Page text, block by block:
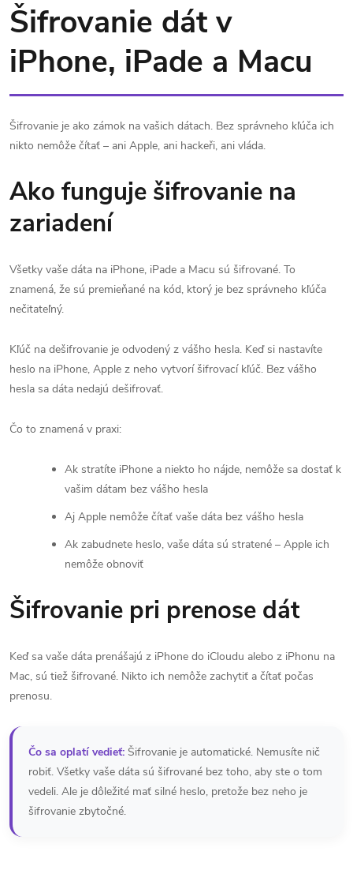
Šifrovanie dát v
iPhone, iPade a Macu
Šifrovanie je ako zámok na vašich dátach. Bez správneho kľúča ich
nikto nemôže čítať – ani Apple, ani hackeři, ani vláda.
Ako funguje šifrovanie na
zariadení
Všetky vaše dáta na iPhone, iPade a Macu sú šifrované. To
znamená, že sú premieňané na kód, ktorý je bez správneho kľúča
nečitateľný.
Kľúč na dešifrovanie je odvodený z vášho hesla. Keď si nastavíte
heslo na iPhone, Apple z neho vytvorí šifrovací kľúč. Bez vášho
hesla sa dáta nedajú dešifrovať.
Čo to znamená v praxi:
Ak stratíte iPhone a niekto ho nájde, nemôže sa dostať k
vašim dátam bez vášho hesla
Aj Apple nemôže čítať vaše dáta bez vášho hesla
Ak zabudnete heslo, vaše dáta sú stratené – Apple ich
nemôže obnoviť
Šifrovanie pri prenose dát
Keď sa vaše dáta prenášajú z iPhone do iCloudu alebo z iPhonu na
Mac, sú tiež šifrované. Nikto ich nemôže zachytiť a čítať počas
prenosu.
Čo sa oplatí vedieť: Šifrovanie je automatické. Nemusíte nič
robiť. Všetky vaše dáta sú šifrované bez toho, aby ste o tom
vedeli. Ale je dôležité mať silné heslo, pretože bez neho je
šifrovanie zbytočné.